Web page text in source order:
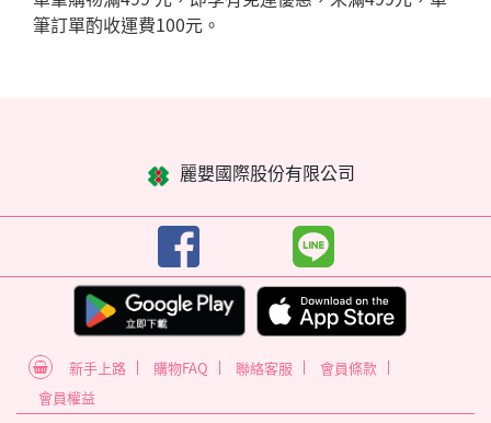
筆訂單酌收運費100元。
麗嬰國際股份有限公司
新手上路 購物FAQ 聯絡客服
會員條款
會員權益